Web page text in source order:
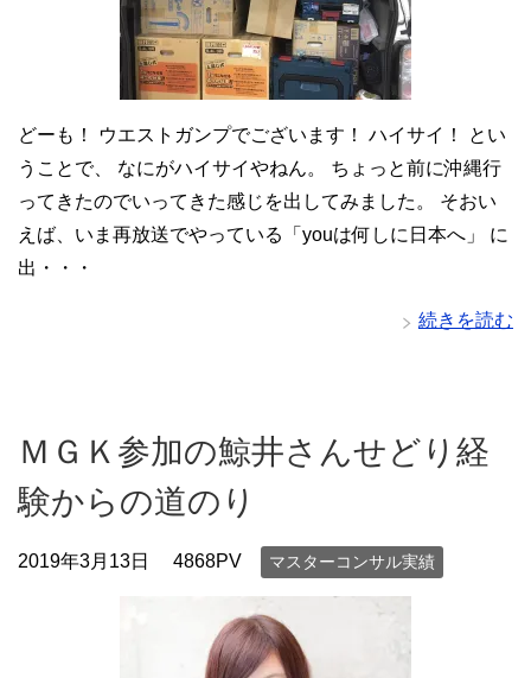
どーも！ ウエストガンプでございます！ ハイサイ！ とい
うことで、 なにがハイサイやねん。 ちょっと前に沖縄行
ってきたのでいってきた感じを出してみました。 そおい
えば、いま再放送でやっている「youは何しに日本へ」 に
出・・・
続きを読む
ＭＧＫ参加の鯨井さんせどり経
験からの道のり
2019年3月13日 4868PV マスターコンサル実績